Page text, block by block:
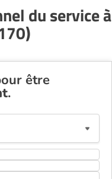
du service à
être
.